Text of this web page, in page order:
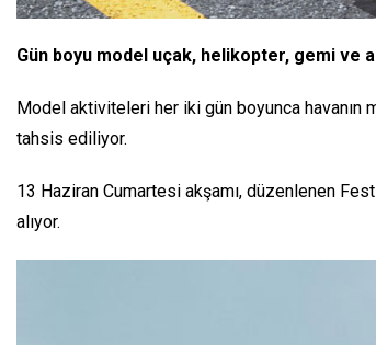
Gün boyu model uçak, helikopter, gemi ve
Model aktiviteleri her iki gün boyunca havanın
tahsis ediliyor.
13 Haziran Cumartesi akşamı, düzenlenen
alıyor.